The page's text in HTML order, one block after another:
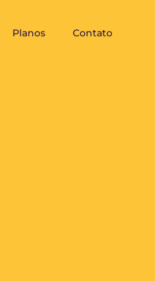
Planos Contato